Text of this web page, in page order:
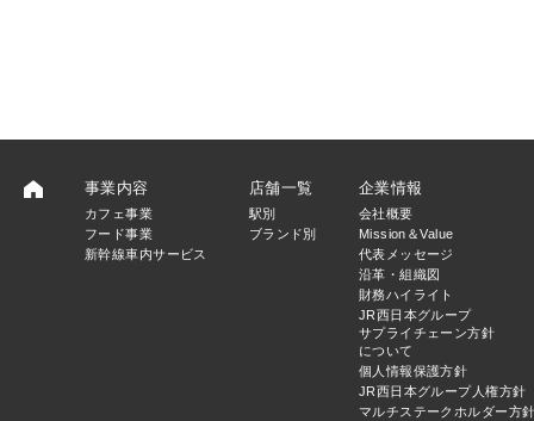
事業内容
カフェ事業
フード事業
新幹線車内サービス
店舗一覧
駅別
ブランド別
企業情報
会社概要
Mission＆Value
代表メッセージ
沿革・組織図
財務ハイライト
JR西日本グループ
サプライチェーン方針
について
個人情報保護方針
JR西日本グループ人権方針
マルチステークホルダー方